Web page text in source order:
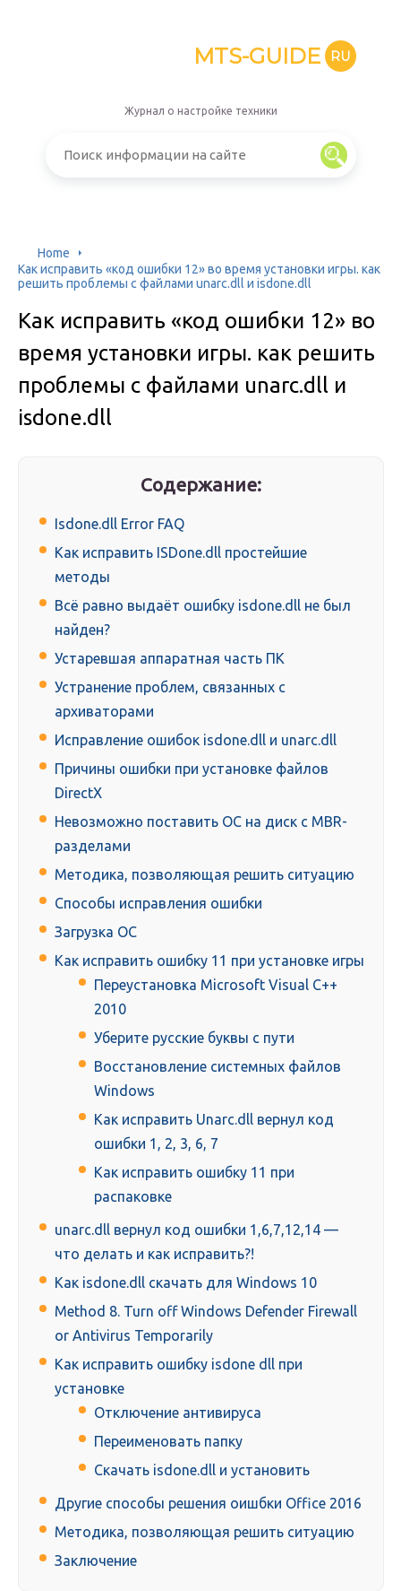
MTS-GUIDE RU
Журнал о настройке техники
Home
Как исправить «код ошибки 12» во время установки игры. как
решить проблемы с файлами unarc.dll и isdone.dll
Как исправить «код ошибки 12» во
время установки игры. как решить
проблемы с файлами unarc.dll и
isdone.dll
Содержание:
Isdone.dll Error FAQ
Как исправить ISDone.dll простейшие
методы
Всё равно выдаёт ошибку isdone.dll не был
найден?
Устаревшая аппаратная часть ПК
Устранение проблем, связанных с
архиваторами
Исправление ошибок isdone.dll и unarc.dll
Причины ошибки при установке файлов
DirectX
Невозможно поставить ОС на диск с MBR-
разделами
Методика, позволяющая решить ситуацию
Способы исправления ошибки
Загрузка ОС
Как исправить ошибку 11 при установке игры
Переустановка Microsoft Visual C++
2010
Уберите русские буквы с пути
Восстановление системных файлов
Windows
Как исправить Unarc.dll вернул код
ошибки 1, 2, 3, 6, 7
Как исправить ошибку 11 при
распаковке
unarc.dll вернул код ошибки 1,6,7,12,14 —
что делать и как исправить?!
Как isdone.dll скачать для Windows 10
Method 8. Turn off Windows Defender Firewall
or Antivirus Temporarily
Как исправить ошибку isdone dll при
установке
Отключение антивируса
Переименовать папку
Скачать isdone.dll и установить
Другие способы решения оишбки Office 2016
Методика, позволяющая решить ситуацию
Заключение